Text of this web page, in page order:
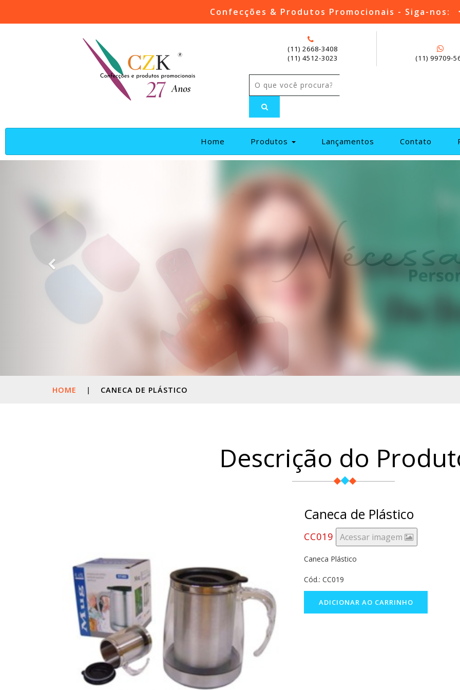
Confecções & Produtos Promocionais - Siga-nos:
(11) 2668-3408
(11) 4512-3023
(11) 99709-
Home (current)Produtos Lançamentos Contato
HOME | CANECA DE PLÁSTICO
Descrição do
Caneca de Plástico
CC019 Acessar imagem
Caneca Plástico
Cód.: CC019